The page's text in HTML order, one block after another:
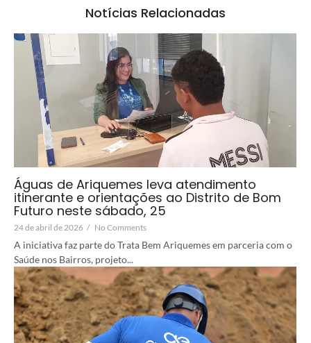
Notícias Relacionadas
Águas de Ariquemes leva atendimento
itinerante e orientações ao Distrito de Bom
Futuro neste sábado, 25
24 de abril de 2026 / No Comments
A iniciativa faz parte do Trata Bem Ariquemes em parceria com o
Saúde nos Bairros, projeto...